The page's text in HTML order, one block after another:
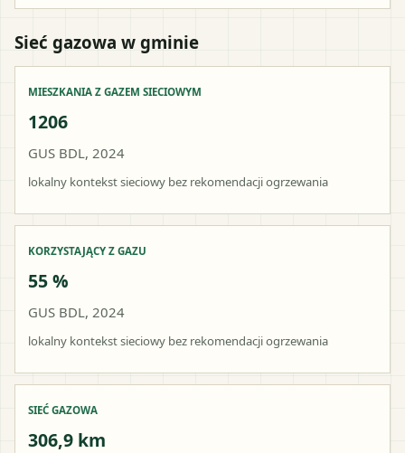
Sieć gazowa w gminie
MIESZKANIA Z GAZEM SIECIOWYM
1206
GUS BDL, 2024
lokalny kontekst sieciowy bez rekomendacji ogrzewania
KORZYSTAJĄCY Z GAZU
55 %
GUS BDL, 2024
lokalny kontekst sieciowy bez rekomendacji ogrzewania
SIEĆ GAZOWA
306,9 km